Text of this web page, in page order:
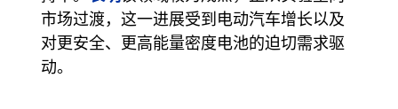
市场过渡，这一进展受到电动汽车增长以及
对更安全、更高能量密度电池的迫切需求驱
动。